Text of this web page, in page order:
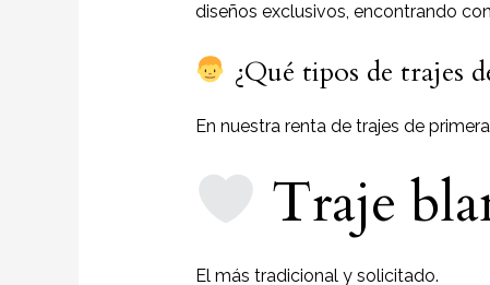
diseños exclusivos, encontrando
¿Qué tipos de trajes
En nuestra renta de trajes de
Traje
El más tradicional y solicitado.